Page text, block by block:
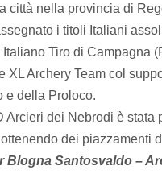
città nella provincia di
i titoli Italiani
Tiro di Campagna
XL Archery Team col
e della Proloco.
Arcieri dei Nebrodi è
dei piazzamenti
Blogna Santosvaldo –